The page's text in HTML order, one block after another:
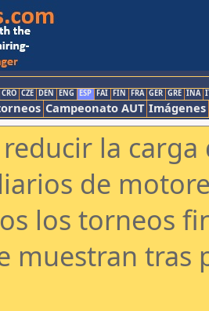
CRO CZE DEN ENG ESP FAI FIN FRA GER GRE INA
Campeonato AUT Imágenes
la
de
los torneos
muestran tras